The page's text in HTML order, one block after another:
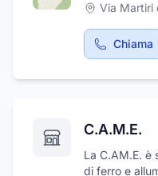
Via Martiri
Chiama
C.A.M.E.
La C.AM.E. è
di ferro e